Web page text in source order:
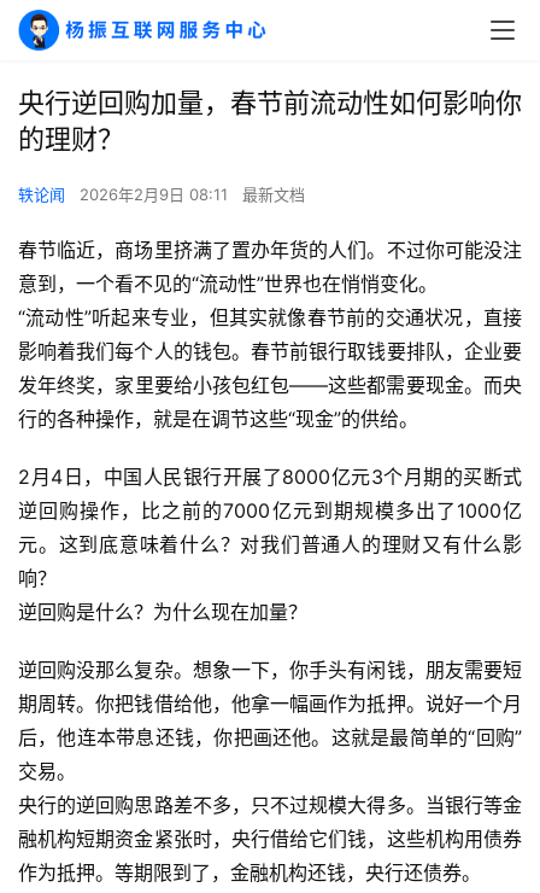
央行逆回购加量，春节前流动性如何影响你
的理财？
轶论闻 2026年2月9日 08:11 最新文档
春节临近，商场里挤满了置办年货的人们。不过你可能没注
意到，一个看不见的“流动性”世界也在悄悄变化。
“流动性”听起来专业，但其实就像春节前的交通状况，直接
影响着我们每个人的钱包。春节前银行取钱要排队，企业要
发年终奖，家里要给小孩包红包——这些都需要现金。而央
行的各种操作，就是在调节这些“现金”的供给。
2月4日，中国人民银行开展了8000亿元3个月期的买断式
逆回购操作，比之前的7000亿元到期规模多出了1000亿
元。这到底意味着什么？对我们普通人的理财又有什么影
响？
逆回购是什么？为什么现在加量？
逆回购没那么复杂。想象一下，你手头有闲钱，朋友需要短
期周转。你把钱借给他，他拿一幅画作为抵押。说好一个月
后，他连本带息还钱，你把画还他。这就是最简单的“回购”
交易。
央行的逆回购思路差不多，只不过规模大得多。当银行等金
融机构短期资金紧张时，央行借给它们钱，这些机构用债券
作为抵押。等期限到了，金融机构还钱，央行还债券。